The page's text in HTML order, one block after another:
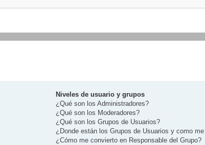
Niveles de usuario y grupos
¿Qué son los Administradores?
¿Qué son los Moderadores?
¿Qué son los Grupos de Usuarios?
¿Donde están los Grupos de Usuarios y como
¿Cómo me convierto en Responsable del Grupo?